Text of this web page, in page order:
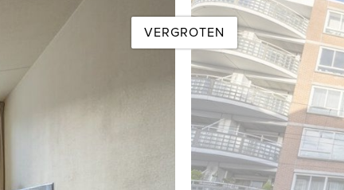
Bekijk onze website voor extra informatie over
NVM-aankoopmakelaar mee te nemen.
VERGROTEN